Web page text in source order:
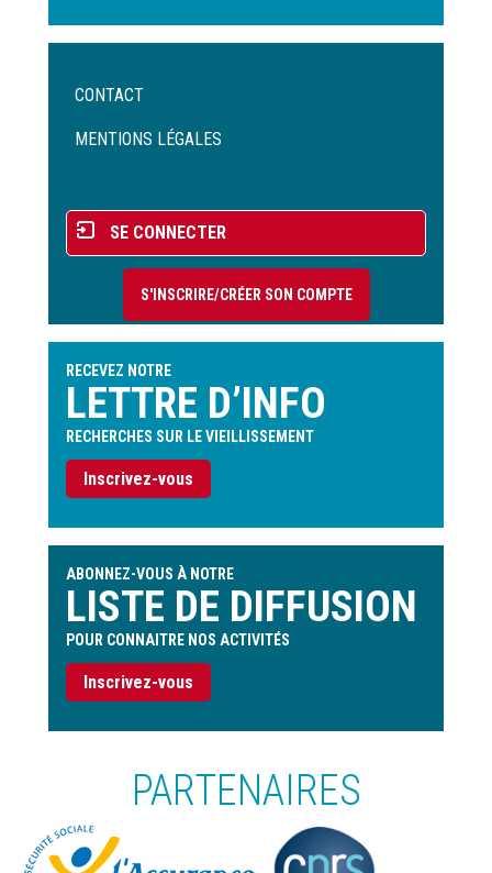
Menu
de
CONTACT
MENTIONS LÉGALES
Menu
du
compte
l'utilisateur
SE CONNECTER
S'INSCRIRE/CRÉER SON COMPTE
RECEVEZ NOTRE
LETTRE D’INFO
RECHERCHES SUR LE VIEILLISSEMENT
Inscrivez-vous
ABONNEZ-VOUS À NOTRE
LISTE DE DIFFUSION
POUR CONNAITRE NOS ACTIVITÉS
Inscrivez-vous
PARTENAIRES